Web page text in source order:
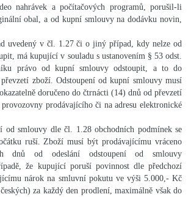
nahrávek a počítačových programů, porušil-li
obal, a od kupní smlouvy na dodávku novin,
uvedený v čl. 1.27 či o jiný případ, kdy nelze od
má kupující v souladu s ustanovením § 53 odst.
právo od kupní smlouvy odstoupit, a to do
zboží. Odstoupení od kupní smlouvy musí
doručeno do čtrnácti (14) dnů od převzetí
prodávajícího či na adresu elektronické
od smlouvy dle čl. 1.28 obchodních podmínek se
ruší. Zboží musí být prodávajícímu vráceno
dnů od odeslání odstoupení od smlouvy
že kupující poruší povinnost dle předchozí
nárok na smluvní pokutu ve výši 5.000,- Kč
za každý den prodlení, maximálně však do